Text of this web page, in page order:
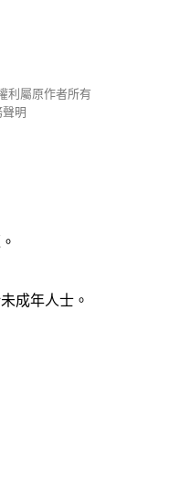
利屬原作者所有
聲明
成年人士。